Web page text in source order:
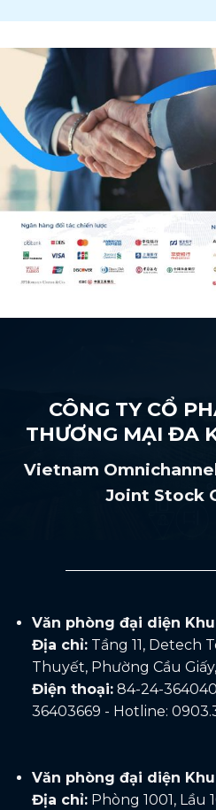
CÔNG TY CỔ
THƯƠNG MẠI ĐA
Vietnam
Joint Stock
Văn phòng đại diện
Địa chỉ:Tầng 11, Detech
Thuyết, Phường Cầu
Điện thoại:84-24-
36403669 - Hotline:
Văn phòng đại diện
Địa chỉ:Phòng 1001, Lầu